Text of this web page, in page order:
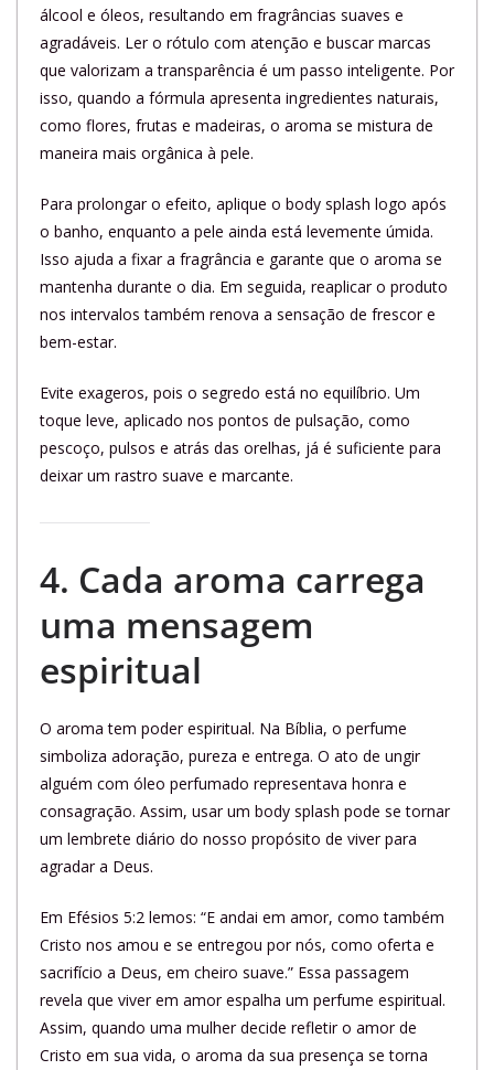
álcool e óleos, resultando em fragrâncias suaves e
agradáveis. Ler o rótulo com atenção e buscar marcas
que valorizam a transparência é um passo inteligente. Por
isso, quando a fórmula apresenta ingredientes naturais,
como flores, frutas e madeiras, o aroma se mistura de
maneira mais orgânica à pele.
Para prolongar o efeito, aplique o body splash logo após
o banho, enquanto a pele ainda está levemente úmida.
Isso ajuda a fixar a fragrância e garante que o aroma se
mantenha durante o dia. Em seguida, reaplicar o produto
nos intervalos também renova a sensação de frescor e
bem-estar.
Evite exageros, pois o segredo está no equilíbrio. Um
toque leve, aplicado nos pontos de pulsação, como
pescoço, pulsos e atrás das orelhas, já é suficiente para
deixar um rastro suave e marcante.
4. Cada aroma carrega
uma mensagem
espiritual
O aroma tem poder espiritual. Na Bíblia, o perfume
simboliza adoração, pureza e entrega. O ato de ungir
alguém com óleo perfumado representava honra e
consagração. Assim, usar um body splash pode se tornar
um lembrete diário do nosso propósito de viver para
agradar a Deus.
Em Efésios 5:2 lemos: “E andai em amor, como também
Cristo nos amou e se entregou por nós, como oferta e
sacrifício a Deus, em cheiro suave.” Essa passagem
revela que viver em amor espalha um perfume espiritual.
Assim, quando uma mulher decide refletir o amor de
Cristo em sua vida, o aroma da sua presença se torna